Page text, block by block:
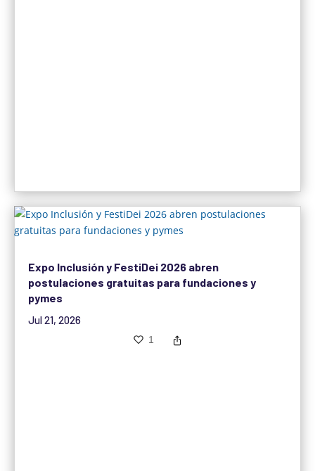
Expo Inclusión y FestiDei 2026 abren
postulaciones gratuitas para fundaciones y
pymes
Jul 21, 2026
1